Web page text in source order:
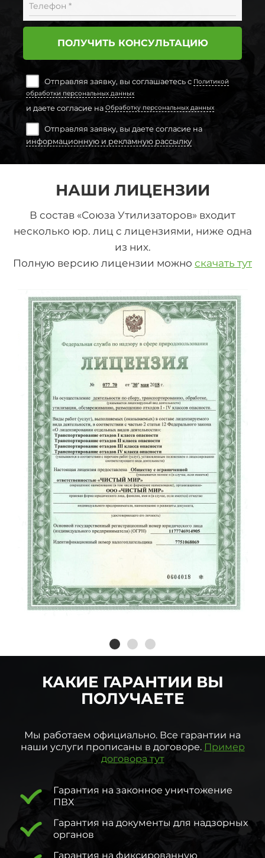
Телефон *
ПОЛУЧИТЬ КОНСУЛЬТАЦИЮ
Отправляя заявку, вы соглашаетесь с Политикой
обработки персональных данных
и даете согласие на Обработку персональных данных
Отправляя заявку, вы даете согласие на
информационную и рекламную рассылку
НАШИ ЛИЦЕНЗИИ
В состав «Союза Утилизаторов» входит
несколько юр. лиц с лицензиями, ниже одна
из них.
Полную версию лицензии можно скачать тут
КАКИЕ ГАРАНТИИ ВЫ
ПОЛУЧАЕТЕ
Мы работаем официально. Все гарантии на
наши услуги прописаны в договоре. Пример
договора тут
Гарантия на законное уничтожение
ПВХ
Гарантия на документы для надзорных
органов
Гарантия на фиксированную